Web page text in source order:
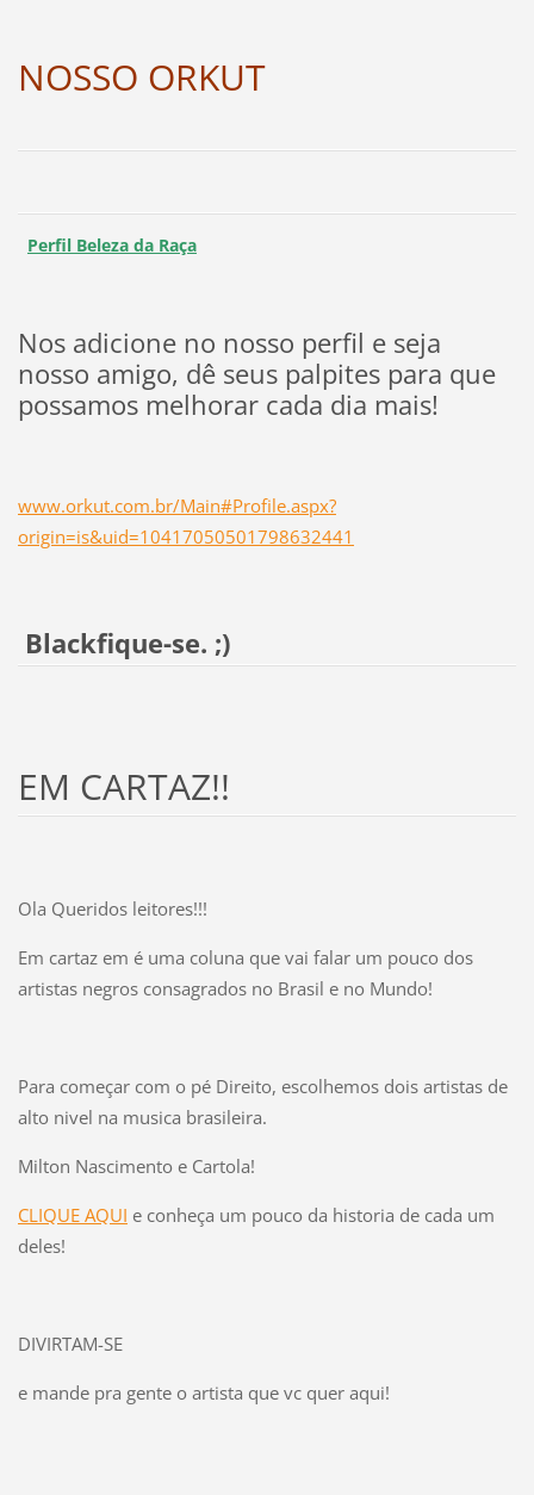
NOSSO ORKUT
Perfil Beleza da Raça
Nos adicione no nosso perfil e seja
nosso amigo, dê seus palpites para que
possamos melhorar cada dia mais!
www.orkut.com.br/Main#Profile.aspx?
origin=is&uid=10417050501798632441
Blackfique-se. ;)
EM CARTAZ!!
Ola Queridos leitores!!!
Em cartaz em é uma coluna que vai falar um pouco dos
artistas negros consagrados no Brasil e no Mundo!
Para começar com o pé Direito, escolhemos dois artistas de
alto nivel na musica brasileira.
Milton Nascimento e Cartola!
CLIQUE AQUI e conheça um pouco da historia de cada um
deles!
DIVIRTAM-SE
e mande pra gente o artista que vc quer aqui!